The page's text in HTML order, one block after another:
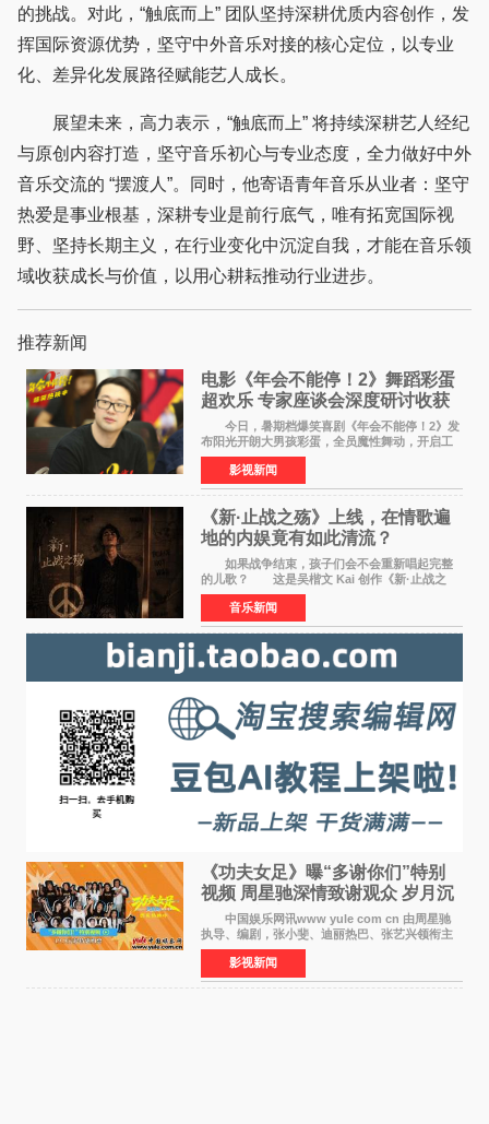
的挑战。对此，“触底而上” 团队坚持深耕优质内容创作，发
挥国际资源优势，坚守中外音乐对接的核心定位，以专业
化、差异化发展路径赋能艺人成长。
展望未来，高力表示，“触底而上” 将持续深耕艺人经纪
与原创内容打造，坚守音乐初心与专业态度，全力做好中外
音乐交流的 “摆渡人”。同时，他寄语青年音乐从业者：坚守
热爱是事业根基，深耕专业是前行底气，唯有拓宽国际视
野、坚持长期主义，在行业变化中沉淀自我，才能在音乐领
域收获成长与价值，以用心耕耘推动行业进步。
推荐新闻
电影《年会不能停！2》舞蹈彩蛋
超欢乐 专家座谈会深度研讨收获
满满
今日，暑期档爆笑喜剧《年会不能停！2》发
布阳光开朗大男孩彩蛋，全员魔性舞动，开启工
位狂欢模式。影片于昨日同步举办专家座谈会，
导演董润年、总制片人应萝佳出席现场，与一众
业内、学界专家
影视新闻
《新·止战之殇》上线，在情歌遍
地的内娱竟有如此清流？
如果战争结束，孩子们会不会重新唱起完整
的儿歌？ 这是吴楷文 Kai 创作《新·止战之
殇》时最初的想法。 从伊朗相关冲突引发的
地区局势，到世界各地仍在发生的动荡与不安，
战争从来不只
音乐新闻
《功夫女足》曝“多谢你们”特别
视频 周星驰深情致谢观众 岁月沉
淀不灭初心
中国娱乐网讯www yule com cn 由周星驰
执导、编剧，张小斐、迪丽热巴、张艺兴领衔主
演，刘嘉玲、佐藤健特别出演，艾米、雪野、蔡
思贝、胡予安、倪好特别介绍的喜剧电影《功夫
女足》释出多谢你
影视新闻